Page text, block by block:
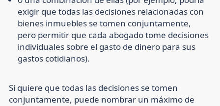
exigir que todas las decisiones relacionadas con
bienes inmuebles se tomen conjuntamente,
pero permitir que cada abogado tome decisiones
individuales sobre el gasto de dinero para sus
gastos cotidianos).
Si quiere que todas las decisiones se tomen
conjuntamente, puede nombrar un máximo de